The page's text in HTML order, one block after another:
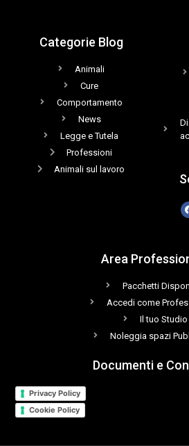
Categorie Blog
Animali
Cure
Comportamento
News
Legge e Tutela
Professioni
Animali sul lavoro
Area
Pacchetti
Accedi come
Il tuo Studio
Noleggia spazi
Documenti e
Privacy Policy
Cookie Policy